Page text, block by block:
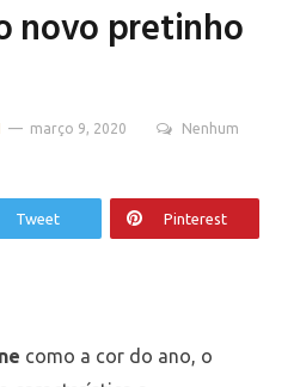
novo pretinho
março 9, 2020 Nenhum
Tweet Pinterest
como a cor do ano, o